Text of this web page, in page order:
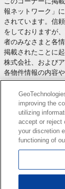
報ネットワーク」
されています。信
をしておりますが
者のみなさまと各
掲載されたことに
株式会社、および
各物件情報の内容
す。
お取引等（お取引
や契約条件等につ
身でご確認の上、
このコーナーへの
ョン等についての
します。
Copyright(c) At Home
improving the
utilizing
accept or reject
your discretion
functioning of